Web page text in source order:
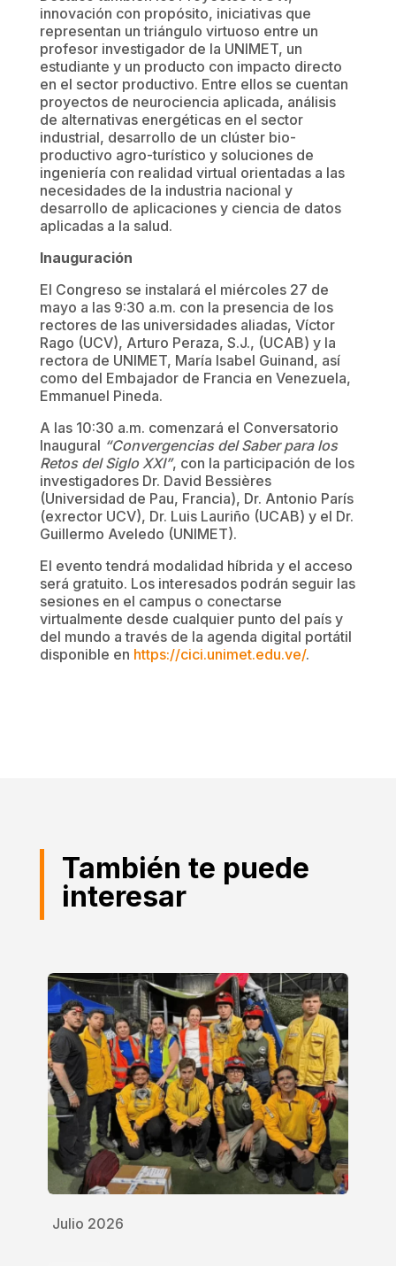
innovación con propósito, iniciativas que
representan un triángulo virtuoso entre un
profesor investigador de la UNIMET, un
estudiante y un producto con impacto directo
en el sector productivo. Entre ellos se cuentan
proyectos de neurociencia aplicada, análisis
de alternativas energéticas en el sector
industrial, desarrollo de un clúster bio-
productivo agro-turístico y soluciones de
ingeniería con realidad virtual orientadas a las
necesidades de la industria nacional y
desarrollo de aplicaciones y ciencia de datos
aplicadas a la salud.
Inauguración
El Congreso se instalará el miércoles 27 de
mayo a las 9:30 a.m. con la presencia de los
rectores de las universidades aliadas, Víctor
Rago (UCV), Arturo Peraza, S.J., (UCAB) y la
rectora de UNIMET, María Isabel Guinand, así
como del Embajador de Francia en Venezuela,
Emmanuel Pineda.
A las 10:30 a.m. comenzará el Conversatorio
Inaugural “Convergencias del Saber para los
Retos del Siglo XXI”, con la participación de los
investigadores Dr. David Bessières
(Universidad de Pau, Francia), Dr. Antonio París
(exrector UCV), Dr. Luis Lauriño (UCAB) y el Dr.
Guillermo Aveledo (UNIMET).
El evento tendrá modalidad híbrida y el acceso
será gratuito. Los interesados podrán seguir las
sesiones en el campus o conectarse
virtualmente desde cualquier punto del país y
del mundo a través de la agenda digital portátil
disponible en https://cici.unimet.edu.ve/.
También te puede
interesar
Julio 2026